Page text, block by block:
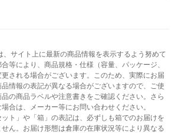
、サイト上に最新の商品情報を表示するよう努めて
等により、商品規格・仕様（容量、パッケージ、
される場合がございます。このため、実際にお届
情報の表記が異なる場合がございますので、ご使
の商品ラベルや注意書きをご確認ください。さら
合は、メーカー等にお問い合わせください。
ト」や「箱」の表記は、必ずしも箱でのお届けを
ん。お届け形態は倉庫の在庫状況等により異なる